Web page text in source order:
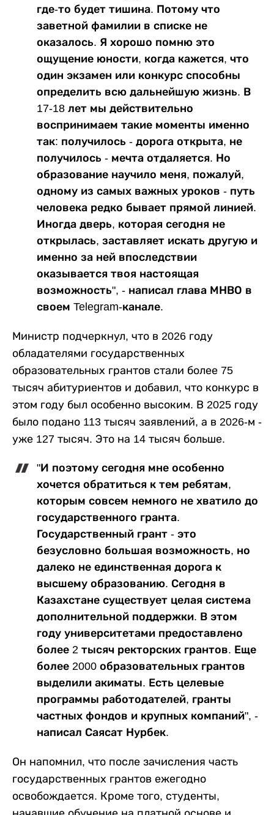
где-то будет тишина. Потому что
заветной фамилии в списке не
оказалось. Я хорошо помню это
ощущение юности, когда кажется, что
один экзамен или конкурс способны
определить всю дальнейшую жизнь. В
17-18 лет мы действительно
воспринимаем такие моменты именно
так: получилось - дорога открыта, не
получилось - мечта отдаляется. Но
образование научило меня, пожалуй,
одному из самых важных уроков - путь
человека редко бывает прямой линией.
Иногда дверь, которая сегодня не
открылась, заставляет искать другую и
именно за ней впоследствии
оказывается твоя настоящая
возможность", - написал глава МНВО в
своем Telegram-канале.
Министр подчеркнул, что в 2026 году
обладателями государственных
образовательных грантов стали более 75
тысяч абитуриентов и добавил, что конкурс в
этом году был особенно высоким. В 2025 году
было подано 113 тысяч заявлений, а в 2026-м -
уже 127 тысяч. Это на 14 тысяч больше.
"И поэтому сегодня мне особенно
хочется обратиться к тем ребятам,
которым совсем немного не хватило до
государственного гранта.
Государственный грант - это
безусловно большая возможность, но
далеко не единственная дорога к
высшему образованию. Сегодня в
Казахстане существует целая система
дополнительной поддержки. В этом
году университетами предоставлено
более 2 тысяч ректорских грантов. Еще
более 2000 образовательных грантов
выделили акиматы. Есть целевые
программы работодателей, гранты
частных фондов и крупных компаний", -
написал Саясат Нурбек.
Он напомнил, что после зачисления часть
государственных грантов ежегодно
освобождается. Кроме того, студенты,